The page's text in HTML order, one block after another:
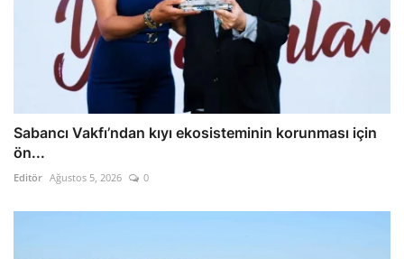
Sabancı Vakfı’ndan kıyı ekosisteminin korunması için
ön...
Editör Ağustos 5, 2026 0